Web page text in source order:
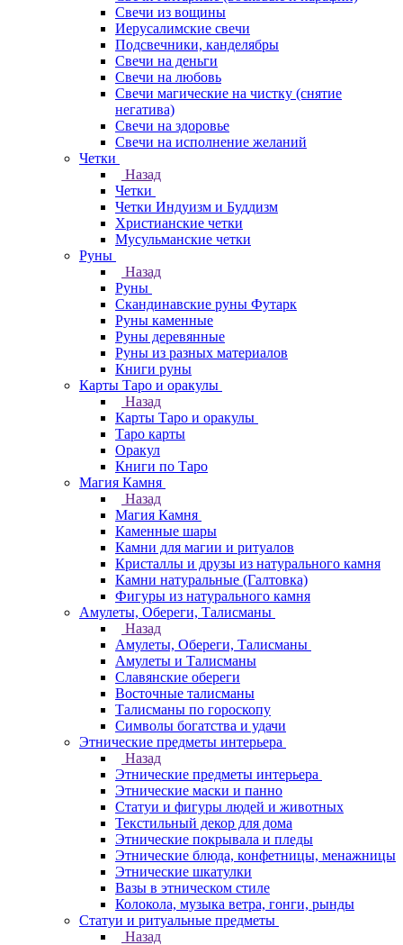
Свечи из вощины
Иерусалимские свечи
Подсвечники, канделябры
Свечи на деньги
Свечи на любовь
Свечи магические на чистку (снятие
негатива)
Свечи на здоровье
Свечи на исполнение желаний
Четки
Назад
Четки
Четки Индуизм и Буддизм
Христианские четки
Мусульманские четки
Руны
Назад
Руны
Скандинавские руны Футарк
Руны каменные
Руны деревянные
Руны из разных материалов
Книги руны
Карты Таро и оракулы
Назад
Карты Таро и оракулы
Таро карты
Оракул
Книги по Таро
Магия Камня
Назад
Магия Камня
Каменные шары
Камни для магии и ритуалов
Кристаллы и друзы из натурального камня
Камни натуральные (Галтовка)
Фигуры из натурального камня
Амулеты, Обереги, Талисманы
Назад
Амулеты, Обереги, Талисманы
Амулеты и Талисманы
Славянские обереги
Восточные талисманы
Талисманы по гороскопу
Символы богатства и удачи
Этнические предметы интерьера
Назад
Этнические предметы интерьера
Этнические маски и панно
Статуи и фигуры людей и животных
Текстильный декор для дома
Этнические покрывала и пледы
Этнические блюда, конфетницы, менажницы
Этнические шкатулки
Вазы в этническом стиле
Колокола, музыка ветра, гонги, рынды
Статуи и ритуальные предметы
Назад